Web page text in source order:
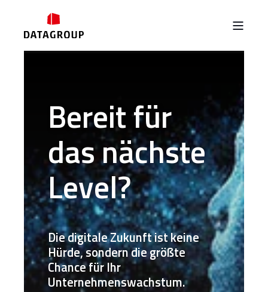
Bereit für
das nächste
Level?
Die digitale Zukunft ist keine
Hürde, sondern die größte
Chance für Ihr
Unternehmenswachstum.